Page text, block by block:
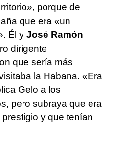
porque de
que era «un
Él y José Ramón
dirigente
que sería más
la Habana. «Era
Gelo a los
pero subraya que era
y que tenían